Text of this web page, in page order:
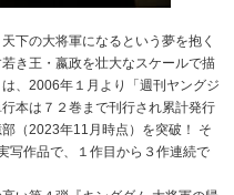
下の大将軍になるという夢を抱く
き王・嬴政を壮大なスケールで描
、2006年１月より「週刊ヤングジ
本は７２巻まで刊行され累計発行
（2023年11月時点）を突破！ そ
写作品で、１作目から３作連続で